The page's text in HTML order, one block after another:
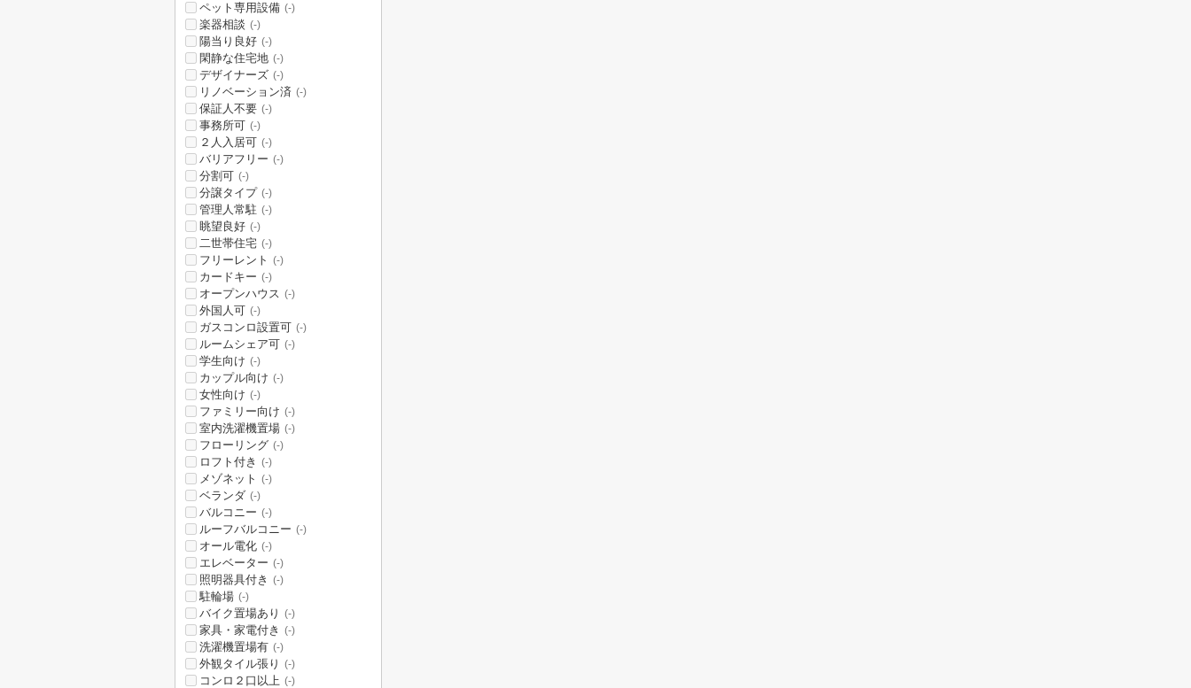
ペット専用設備 (-)
楽器相談 (-)
陽当り良好 (-)
閑静な住宅地 (-)
デザイナーズ (-)
リノベーション済 (-)
保証人不要 (-)
事務所可 (-)
２人入居可 (-)
バリアフリー (-)
分割可 (-)
分譲タイプ (-)
管理人常駐 (-)
眺望良好 (-)
二世帯住宅 (-)
フリーレント (-)
カードキー (-)
オープンハウス (-)
外国人可 (-)
ガスコンロ設置可 (-)
ルームシェア可 (-)
学生向け (-)
カップル向け (-)
女性向け (-)
ファミリー向け (-)
室内洗濯機置場 (-)
フローリング (-)
ロフト付き (-)
メゾネット (-)
ベランダ (-)
バルコニー (-)
ルーフバルコニー (-)
オール電化 (-)
エレベーター (-)
照明器具付き (-)
駐輪場 (-)
バイク置場あり (-)
家具・家電付き (-)
洗濯機置場有 (-)
外観タイル張り (-)
コンロ２口以上 (-)